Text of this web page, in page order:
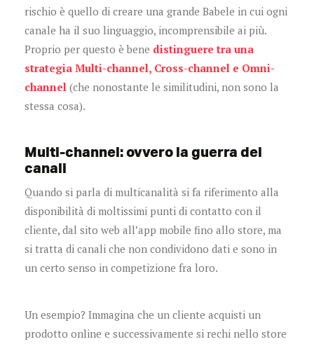
rischio è quello di creare una grande Babele in cui ogni
canale ha il suo linguaggio, incomprensibile ai più.
Proprio per questo è bene distinguere tra una
strategia Multi-channel, Cross-channel e Omni-
channel (che nonostante le similitudini, non sono la
stessa cosa).
Multi-channel: ovvero la guerra dei
canali
Quando si parla di multicanalità si fa riferimento alla
disponibilità di moltissimi punti di contatto con il
cliente, dal sito web all’app mobile fino allo store, ma
si tratta di canali che non condividono dati e sono in
un certo senso in competizione fra loro.
Un esempio? Immagina che un cliente acquisti un
prodotto online e successivamente si rechi nello store